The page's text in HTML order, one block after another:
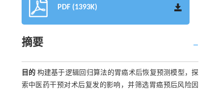
PDF (1393K)
摘要
目的 构建基于逻辑回归算法的胃癌术后恢复预测模型，探
索中医药干预对术后复发的影响，并筛选胃癌预后风险因